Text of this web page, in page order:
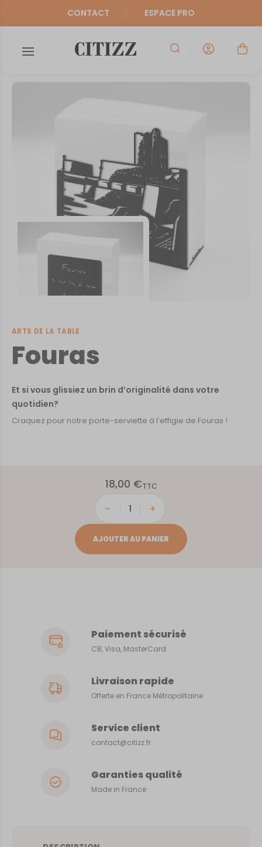
CONTACT ESPACE PRO
ARTS DE LA TABLE
Fouras
Et si vous glissiez un brin d’originalité dans votre
quotidien?
Craquez pour notre porte-serviette à l’effigie de Fouras !
18,00 €TTC
quantité
Fouras
AJOUTER AU PANIER
Paiement sécurisé
CB, Visa, MasterCard
Livraison rapide
Offerte en France Métropolitaine
Service client
contact@citizz.fr
Garanties qualité
Made in France